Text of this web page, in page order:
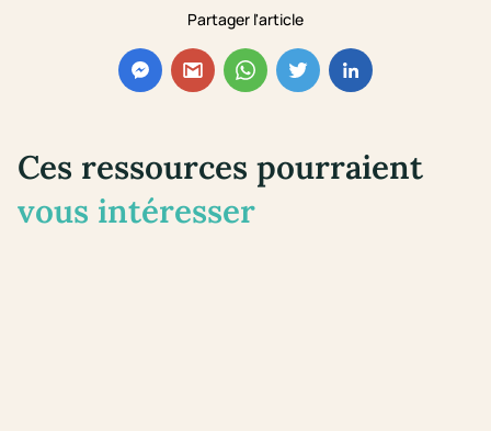
Partager l'article
Ces ressources pourraient
vous intéresser